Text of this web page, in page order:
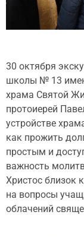
30 октября
школы № 13
храма Святой
протоиерей
устройстве
как прожить
простым и
важность
Христос близок
на вопросы
облачений